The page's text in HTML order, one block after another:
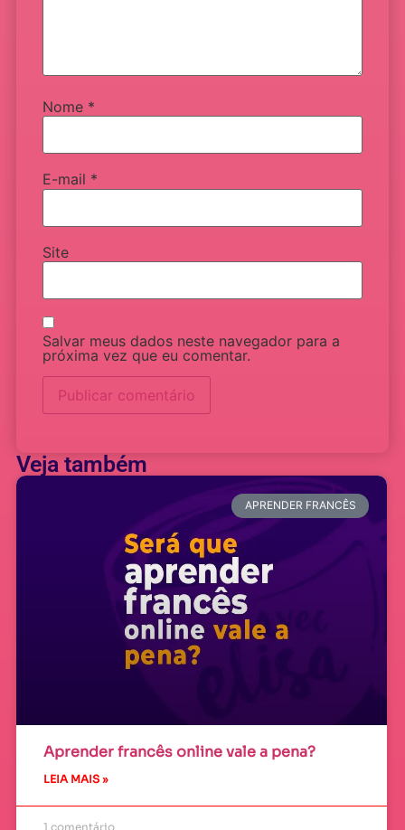
Nome *
E-mail *
Site
Salvar meus dados neste navegador para a
próxima vez que eu comentar.
Veja também
APRENDER FRANCÊS
Aprender francês online vale a pena?
LEIA MAIS »
1 comentário